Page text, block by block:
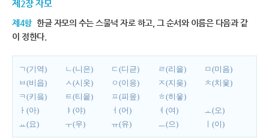
제2장 자모
제4항 한글 자모의 수는 스물넉 자로 하고, 그 순서와 이름은 다음과 같
이 정한다.
ㄱ(기역) ㄴ(니은) ㄷ(디귿) ㄹ(리을)
ㅁ(미음)
ㅂ(비읍)
ㅅ(시옷) ㅇ(이응) ㅈ(지읒)
ㅊ(치읓)
ㅋ(키읔)
ㅌ(티읕) ㅍ(피읖)
ㅎ(히읗)
ㅏ(아)
ㅑ(야) ㅓ(어) ㅕ(여)
ㅗ(오)
ㅛ(요)
ㅜ(우) ㅠ(유) ㅡ(으) ㅣ(이)